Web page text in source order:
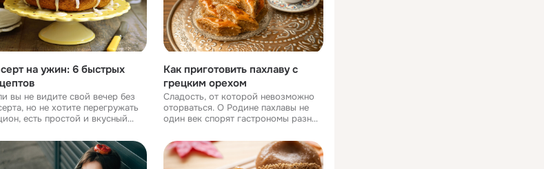
на ужин: 6 быстрых
вы не видите свой вечер без
но не хотите перегружать
есть простой и вкусный
обеспечило
и не вызвало приступа
дела
Как приготовить пахлаву с
грецким орехом
Сладость, от которой невозможно
оторваться. О Родине пахлавы не
один век спорят гастрономы разных
сладкого деликатеса есть на
Кавказе, в странах Азии и Ближнего
Востока, и